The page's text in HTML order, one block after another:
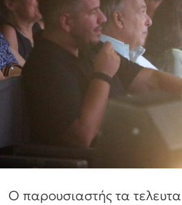
Ο παρουσιαστής τα